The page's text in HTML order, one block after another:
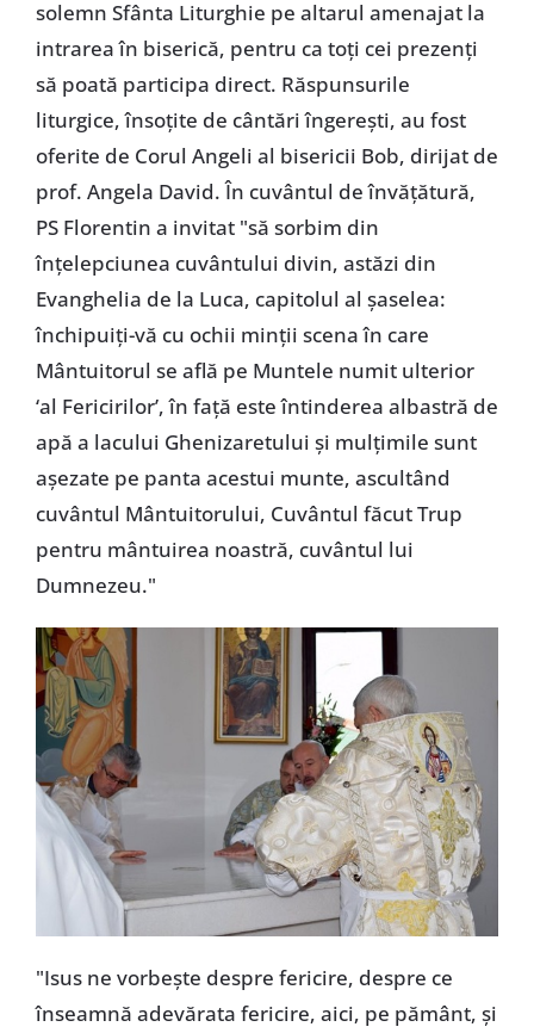
solemn Sfânta Liturghie pe altarul amenajat la
intrarea în biserică, pentru ca toți cei prezenți
să poată participa direct. Răspunsurile
liturgice, însoțite de cântări îngerești, au fost
oferite de Corul Angeli al bisericii Bob, dirijat de
prof. Angela David. În cuvântul de învățătură,
PS Florentin a invitat "să sorbim din
înțelepciunea cuvântului divin, astăzi din
Evanghelia de la Luca, capitolul al șaselea:
închipuiți-vă cu ochii minții scena în care
Mântuitorul se află pe Muntele numit ulterior
‘al Fericirilor’, în față este întinderea albastră de
apă a lacului Ghenizaretului și mulțimile sunt
așezate pe panta acestui munte, ascultând
cuvântul Mântuitorului, Cuvântul făcut Trup
pentru mântuirea noastră, cuvântul lui
Dumnezeu."
"Isus ne vorbește despre fericire, despre ce
înseamnă adevărata fericire, aici, pe pământ, și